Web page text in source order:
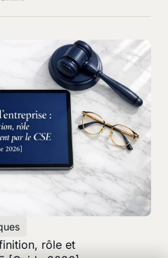
rôle et